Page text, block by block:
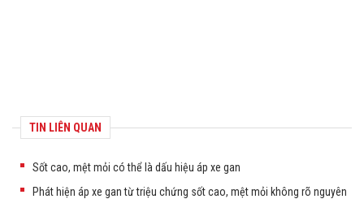
TIN LIÊN QUAN
Sốt cao, mệt mỏi có thể là dấu hiệu áp xe gan
Phát hiện áp xe gan từ triệu chứng sốt cao, mệt mỏi không rõ nguyên